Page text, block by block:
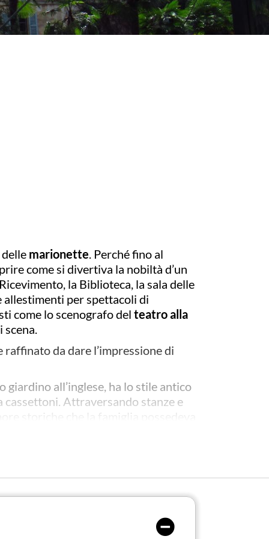
marionette. Perché fino al
come si divertiva la nobiltà d’un
la Biblioteca, la sala delle
allestimenti per spettacoli di
come lo scenografo del teatro alla
scena.
raffinato da dare l’impressione di
all’inglese, ha lo stile antico
cassettoni. Attraversando stanze e